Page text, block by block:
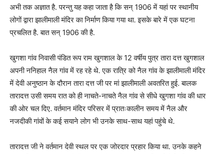
अभी तक अज्ञात है. परन्तु यह कहा जाता है कि सन् 1906 में यहां पर स्थानीय
लोगों द्वारा झालीमाली मंदिर का निर्माण किया गया था. इसके बारे में एक घटना
प्रचलित है. बात सन् 1906 की है.
खुगशा गांव निवासी पंडित रूप राम खुगशाल के 12 वर्षीय पुत्र तारा दत्त खुगशाल
अपनी ननिहाल नैल गांव में रह रहे थे. एक रात्रि को नैल गांव के झालीमाली मंदिर
में देवी अनुष्ठान के दौरान तारा दत्त जी पर मां झालीमाली अवतरित हुई. बालक
तारादत्त उसी समय रात को ही नाचते-नाचते नैल गांव से सीधे खुगशा गांव की धार
की ओर चल दिए. वर्तमान मंदिर परिसर में प्रातःकालीन समय में नैल और
नजदीकी गांवों के कई सयाने लोग भी उनके साथ-साथ यहां पहुंचे थे.
तारादत्त जी ने वर्तमान देवी स्थल पर एक जोरदार प्रहार किया था. उनके कहने